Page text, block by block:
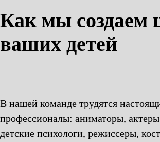
Как мы создаем
ваших детей
В нашей команде трудятся
профессионалы: аниматоры,
детские психологи, режиссеры,